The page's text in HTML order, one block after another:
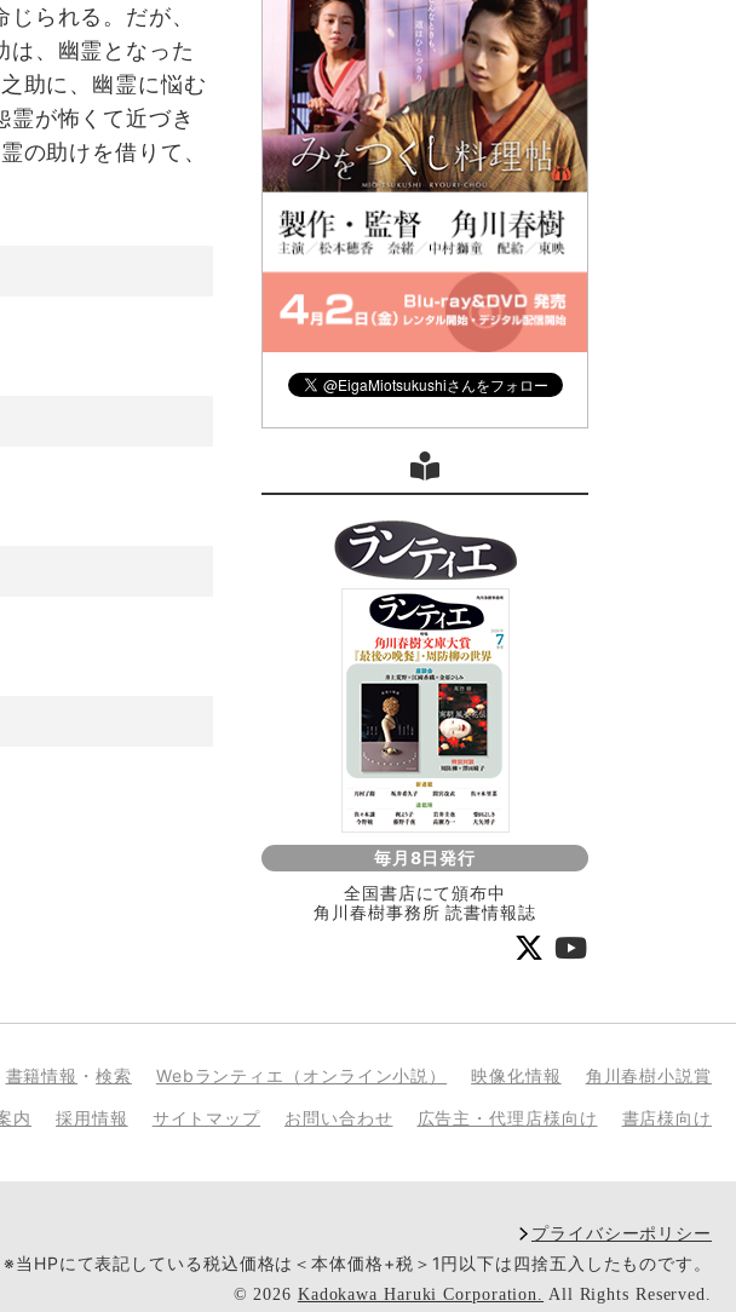
られる。だが、
は、幽霊となった
助に、幽霊に悩む
が怖くて近づき
の助けを借りて、
毎月8日発行
全国書店にて頒布中
角川春樹事務所 読書情報誌
書籍情報 ・検索 Webランティエ（オンライン小説） 映像化情報 角川春樹小説賞
内 採用情報 サイトマップ お問い合わせ 広告主・代理店様向け 書店様向け
プライバシーポリシー
※当HPにて表記している税込価格は＜本体価格+税＞1円以下は四捨五入したものです。
© 2026 Kadokawa Haruki Corporation. All Rights Reserved.